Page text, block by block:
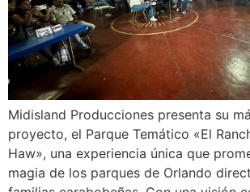
Midisland Producciones presenta su
proyecto, el Parque Temático «El
Haw», una experiencia única que
magia de los parques de Orlando